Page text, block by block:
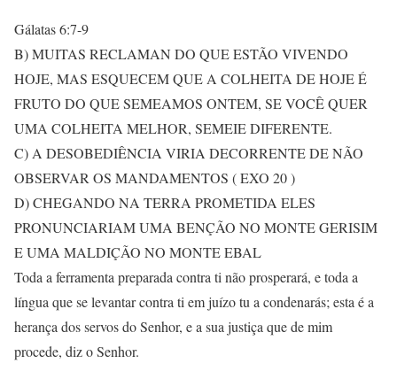
Gálatas 6:7-9
B) MUITAS RECLAMAN DO QUE ESTÃO VIVENDO
HOJE, MAS ESQUECEM QUE A COLHEITA DE HOJE É
FRUTO DO QUE SEMEAMOS ONTEM, SE VOCÊ QUER
UMA COLHEITA MELHOR, SEMEIE DIFERENTE.
C) A DESOBEDIÊNCIA VIRIA DECORRENTE DE NÃO
OBSERVAR OS MANDAMENTOS ( EXO 20 )
D) CHEGANDO NA TERRA PROMETIDA ELES
PRONUNCIARIAM UMA BENÇÃO NO MONTE GERISIM
E UMA MALDIÇÃO NO MONTE EBAL
Toda a ferramenta preparada contra ti não prosperará, e toda a
língua que se levantar contra ti em juízo tu a condenarás; esta é a
herança dos servos do Senhor, e a sua justiça que de mim
procede, diz o Senhor.